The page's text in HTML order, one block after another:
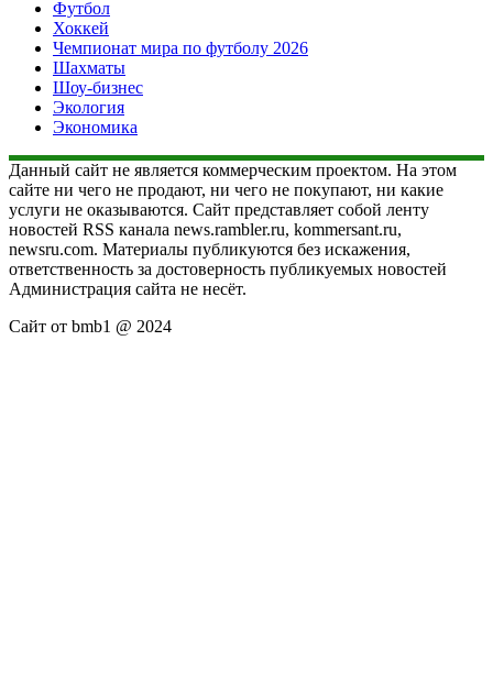
Футбол
Хоккей
Чемпионат мира по футболу 2026
Шахматы
Шоу-бизнес
Экология
Экономика
Данный сайт не является коммерческим проектом. На этом
сайте ни чего не продают, ни чего не покупают, ни какие
услуги не оказываются. Сайт представляет собой ленту
новостей RSS канала news.rambler.ru, kommersant.ru,
newsru.com. Материалы публикуются без искажения,
ответственность за достоверность публикуемых новостей
Администрация сайта не несёт.
Сайт от bmb1 @ 2024